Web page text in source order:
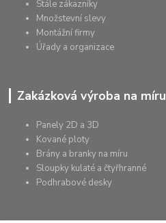
Stále zákazníky
Množstevní slevy
Montážní firmy
Úřady a organizace
Zakázková výroba na míru
Panely 2D a 3D
Kované ploty
Brány a branky na míru
Sloupky kulaté a čtyřhranné
Podhrabové desky